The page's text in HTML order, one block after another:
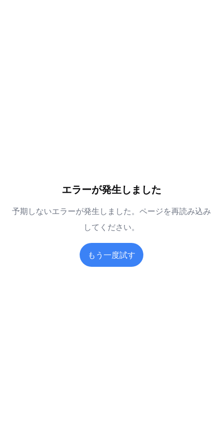
エラーが発生しました
予期しないエラーが発生しました。ページを再読み込み
してください。
もう一度試す